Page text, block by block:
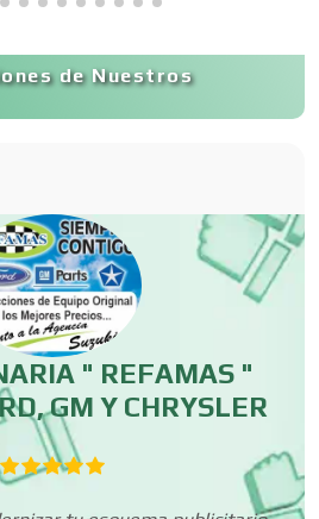
de Nuestros
" REFAMAS "
GM Y CHRYSLER